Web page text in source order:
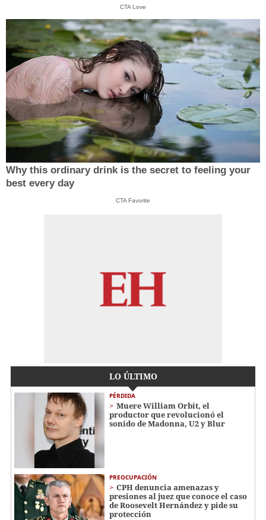
CTA Love
Why this ordinary drink is the secret to feeling your
best every day
CTA Favorite
LO ÚLTIMO
PÉRDIDA
Muere William Orbit, el
productor que revolucionó el
sonido de Madonna, U2 y Blur
PREOCUPACIÓN
CPH denuncia amenazas y
presiones al juez que conoce el caso
de Roosevelt Hernández y pide su
protección